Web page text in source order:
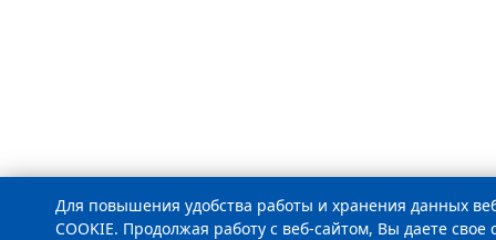
Для повышения удобства работы и хранения данных
COOKIE. Продолжая работу с веб-сайтом, Вы даете